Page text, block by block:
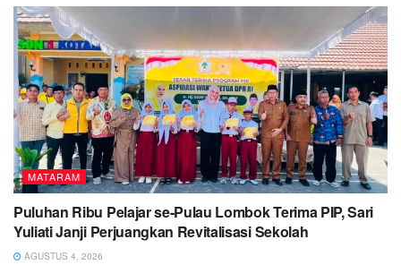
MATARAM
Puluhan Ribu Pelajar se-Pulau Lombok Terima PIP, Sari
Yuliati Janji Perjuangkan Revitalisasi Sekolah
AGUSTUS 4, 2026